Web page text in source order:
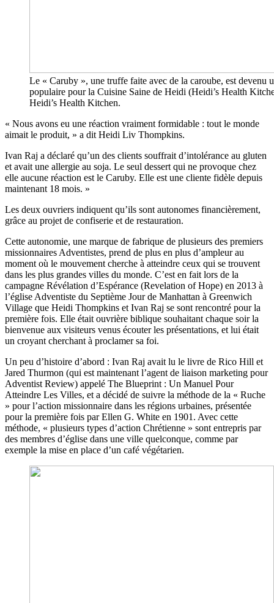
Le « Caruby », une truffe faite avec de la caroube, est devenu
populaire pour la Cuisine Saine de Heidi (Heidi’s Health
Heidi’s Health Kitchen.
« Nous avons eu une réaction vraiment formidable : tout le monde
aimait le produit, » a dit Heidi Liv Thompkins.
Ivan Raj a déclaré qu’un des clients souffrait d’intolérance au gluten
et avait une allergie au soja. Le seul dessert qui ne provoque chez
elle aucune réaction est le Caruby. Elle est une cliente fidèle depuis
maintenant 18 mois. »
Les deux ouvriers indiquent qu’ils sont autonomes financièrement,
grâce au projet de confiserie et de restauration.
Cette autonomie, une marque de fabrique de plusieurs des premiers
missionnaires Adventistes, prend de plus en plus d’ampleur au
moment où le mouvement cherche à atteindre ceux qui se trouvent
dans les plus grandes villes du monde. C’est en fait lors de la
campagne Révélation d’Espérance (Revelation of Hope) en 2013 à
l’église Adventiste du Septième Jour de Manhattan à Greenwich
Village que Heidi Thompkins et Ivan Raj se sont rencontré pour la
première fois. Elle était ouvrière biblique souhaitant chaque soir la
bienvenue aux visiteurs venus écouter les présentations, et lui était
un croyant cherchant à proclamer sa foi.
Un peu d’histoire d’abord : Ivan Raj avait lu le livre de Rico Hill et
Jared Thurmon (qui est maintenant l’agent de liaison marketing pour
Adventist Review) appelé The Blueprint : Un Manuel Pour
Atteindre Les Villes, et a décidé de suivre la méthode de la « Ruche
» pour l’action missionnaire dans les régions urbaines, présentée
pour la première fois par Ellen G. White en 1901. Avec cette
méthode, « plusieurs types d’action Chrétienne » sont entrepris par
des membres d’église dans une ville quelconque, comme par
exemple la mise en place d’un café végétarien.